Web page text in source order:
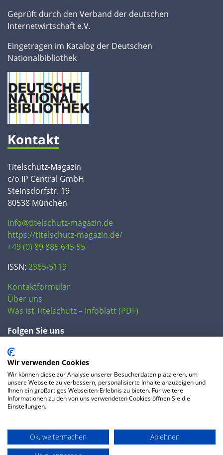
Geprüft durch den Verband der deutschen
Internetwirtschaft e.V.
Eingetragen im Katalog der Deutschen
Nationalbibliothek
Kontakt
Titelschutz-Magazin
c/o IP Central GmbH
Steinsdorfstr. 19
80538 München
info@titelschutz-magazin.de
https://titelschutz-magazin.de/
+49 (0) 89 885 645 55
ISSN: 2365-5119
Kontaktformular
Über uns
Was ist Titelschutz – Infoblatt (PDF)
Folgen Sie uns
FAQ
Datenschutzerklärung AGB
Preise
Impressum
Wir verwenden Cookies
Wir können diese zur Analyse unserer Besucherdaten platzieren, um
unsere Webseite zu verbessern, personalisierte Inhalte anzuzeigen und
Ihnen ein großartiges Webseiten-Erlebnis zu bieten. Für weitere
Informationen zu den von uns verwendeten Cookies öffnen Sie die
Einstellungen.
Ok, weitermachen
Ablehnen